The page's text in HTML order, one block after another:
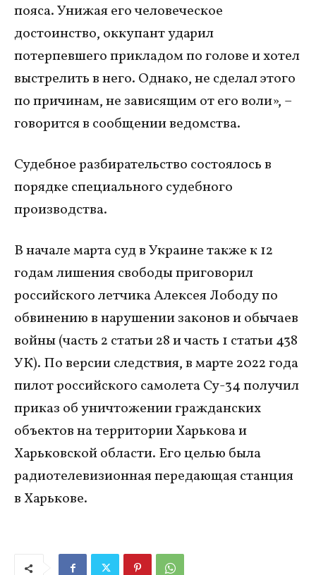
пояса. Унижая его человеческое
достоинство, оккупант ударил
потерпевшего прикладом по голове и хотел
выстрелить в него. Однако, не сделал этого
по причинам, не зависящим от его воли», –
говорится в сообщении ведомства.
Судебное разбирательство состоялось в
порядке специального судебного
производства.
В начале марта суд в Украине также к 12
годам лишения свободы приговорил
российского летчика Алексея Лободу по
обвинению в нарушении законов и обычаев
войны (часть 2 статьи 28 и часть 1 статьи 438
УК). По версии следствия, в марте 2022 года
пилот российского самолета Су-34 получил
приказ об уничтожении гражданских
объектов на территории Харькова и
Харьковской области. Его целью была
радиотелевизионная передающая станция
в Харькове.